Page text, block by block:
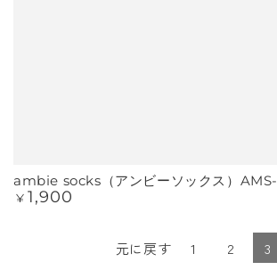
ambie socks（アンビーソックス）
定
¥ 1,900
元に戻す 1 2 3